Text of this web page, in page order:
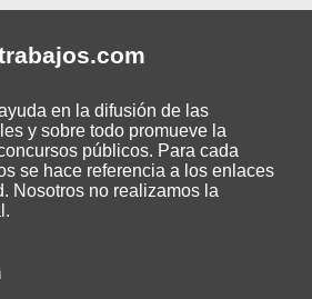
.com
en la difusión de las
y sobre todo promueve la
públicos. Para cada
se hace referencia a los enlaces
Nosotros no realizamos la